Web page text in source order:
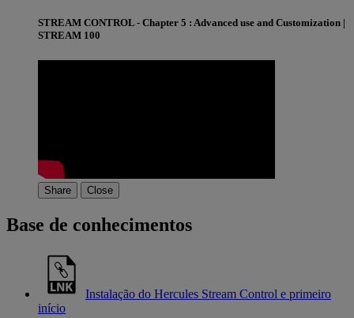
STREAM CONTROL - Chapter 5 : Advanced use and Customization |
STREAM 100
Share Close
Base de conhecimentos
Instalação do Hercules Stream Control e primeiro
início